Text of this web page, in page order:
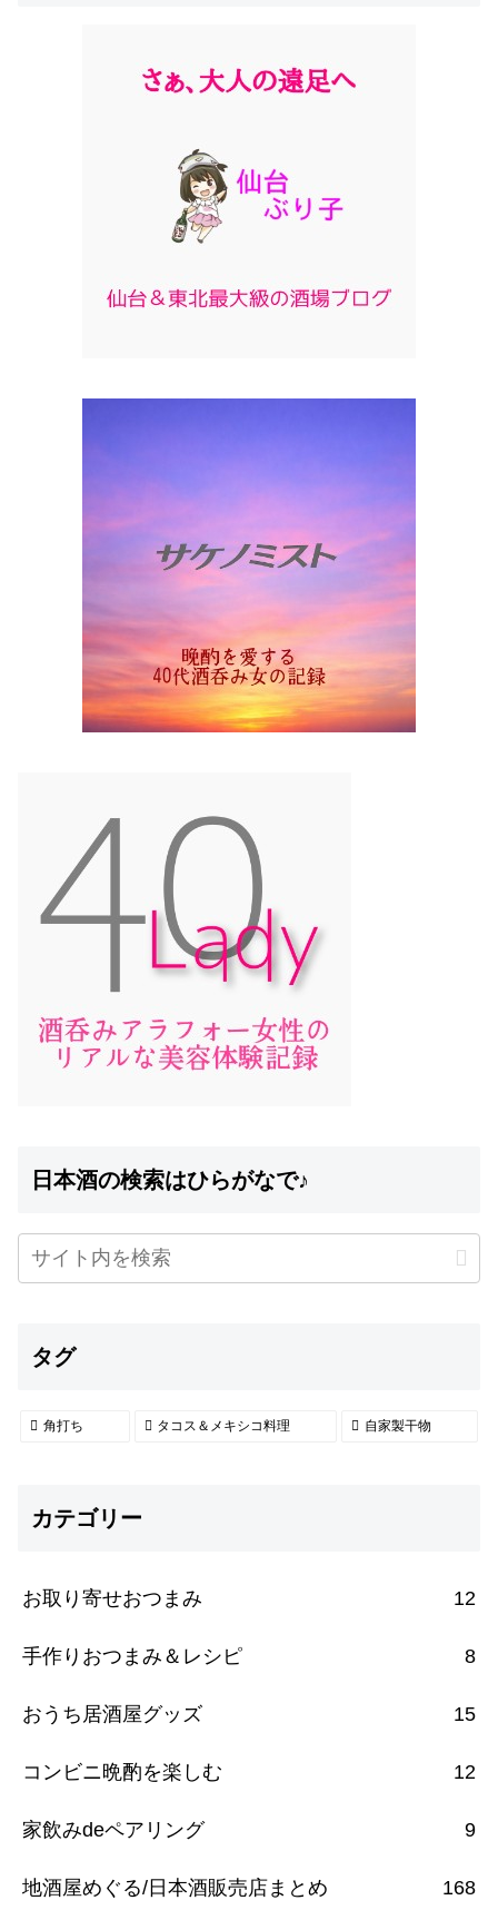
日本酒の検索はひらがなで♪
タグ
角打ち タコス＆メキシコ料理 自家製干物
カテゴリー
お取り寄せおつまみ 12
手作りおつまみ＆レシピ 8
おうち居酒屋グッズ 15
コンビニ晩酌を楽しむ 12
家飲みdeペアリング 9
地酒屋めぐる/日本酒販売店まとめ 168